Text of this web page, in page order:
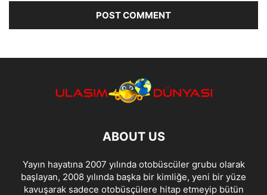
ABOUT US
Yayın hayatına 2007 yılında otobüscüler grubu olarak
başlayan, 2008 yılında başka bir kimliğe, yeni bir yüze
kavuşarak sadece otobüsçülere hitap etmeyip bütün